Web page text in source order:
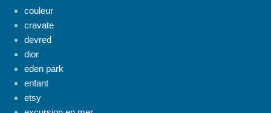
couleur
cravate
devred
dior
eden park
enfant
etsy